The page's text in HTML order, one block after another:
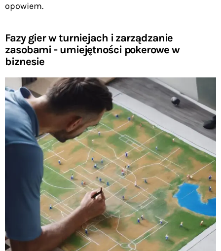
opowiem.
Fazy gier w turniejach i zarządzanie
zasobami - umiejętności pokerowe w
biznesie